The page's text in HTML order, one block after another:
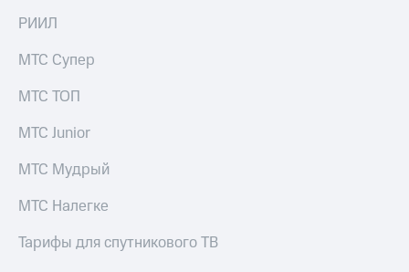
РИИЛ
МТС Супер
МТС ТОП
МТС Junior
МТС Мудрый
МТС Налегке
Тарифы для спутникового ТВ